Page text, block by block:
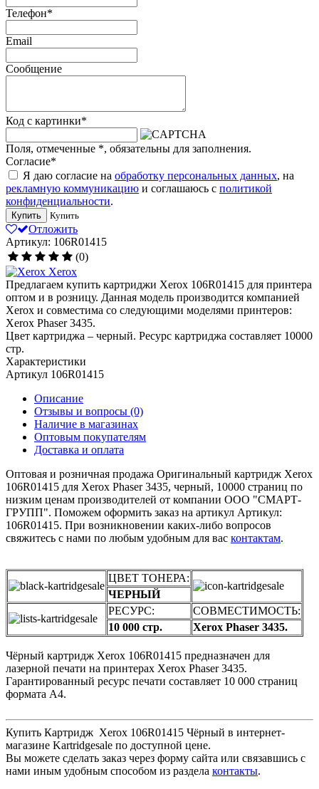
Телефон*
Email
Сообщение
Код с картинки*
Поля, отмеченные *, обязательны для заполнения.
Согласие*
Я даю согласие на обработку персональных данных, на
рекламную коммуникацию и соглашаюсь с политикой
конфиденциальности.
Купить Купить
Отложить
Артикул: 106R01415
(0)
Xerox
Предлагаем купить картриджи Xerox 106R01415 для принтера
оптом и в розницу. Данная модель производится компанией
Xerox и совместима со следующими моделями принтеров:
Xerox Phaser 3435.
Цвет картриджа – черный. Ресурс картриджа составляет 10000
стр.
Характеристики
Артикул 106R01415
Описание
Отзывы и вопросы (0)
Наличие в магазинах
Оптовым покупателям
Доставка и оплата
Оптовая и розничная продажа Оригинальный картридж Xerox
106R01415 для Xerox Phaser 3435, черный, 10000 страниц по
низким ценам производителей от компании ООО "СМАРТ-
ГРУПП". Поможем оформить заказ на артикул Артикул:
106R01415. При возникновении каких-либо вопросов
свяжитесь с нами по любым удобным для вас контактам.
ЦВЕТ ТОНЕРА:
ЧЕРНЫЙ
РЕСУРС:
СОВМЕСТИМОСТЬ:
10 000 стр.
Xerox Phaser 3435.
Чёрный картридж Xerox 106R01415 предназначен для
лазерной печати на принтерах Xerox Phaser 3435.
Гарантированный ресурс печати составляет 10 000 страниц
формата А4.
Купить Картридж Xerox 106R01415 Чёрный в интернет-
магазине Kartridgesale по доступной цене.
Вы можете сделать заказ через форму сайта или связавшись с
нами иным удобным способом из раздела контакты.